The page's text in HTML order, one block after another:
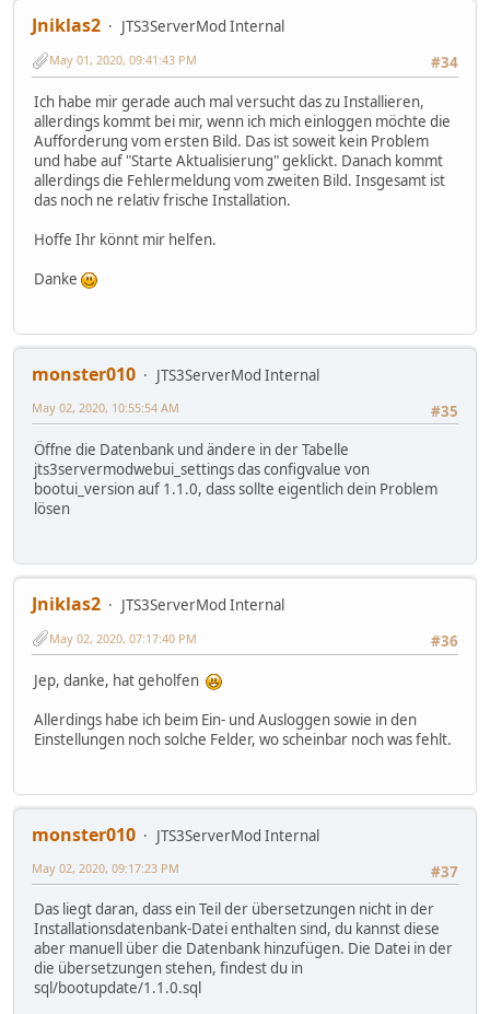
Jniklas2
JTS3ServerMod Internal
#34
May 01, 2020, 09:41:43 PM
Ich habe mir gerade auch mal versucht das zu Installieren,
allerdings kommt bei mir, wenn ich mich einloggen möchte die
Aufforderung vom ersten Bild. Das ist soweit kein Problem
und habe auf "Starte Aktualisierung" geklickt. Danach kommt
allerdings die Fehlermeldung vom zweiten Bild. Insgesamt ist
das noch ne relativ frische Installation.
Hoffe Ihr könnt mir helfen.
Danke
monster010
JTS3ServerMod Internal
#35
May 02, 2020, 10:55:54 AM
Öffne die Datenbank und ändere in der Tabelle
jts3servermodwebui_settings das configvalue von
bootui_version auf 1.1.0, dass sollte eigentlich dein Problem
lösen
Jniklas2
JTS3ServerMod Internal
#36
May 02, 2020, 07:17:40 PM
Jep, danke, hat geholfen
Allerdings habe ich beim Ein- und Ausloggen sowie in den
Einstellungen noch solche Felder, wo scheinbar noch was fehlt.
monster010
JTS3ServerMod Internal
#37
May 02, 2020, 09:17:23 PM
Das liegt daran, dass ein Teil der übersetzungen nicht in der
Installationsdatenbank-Datei enthalten sind, du kannst diese
aber manuell über die Datenbank hinzufügen. Die Datei in der
die übersetzungen stehen, findest du in
sql/bootupdate/1.1.0.sql